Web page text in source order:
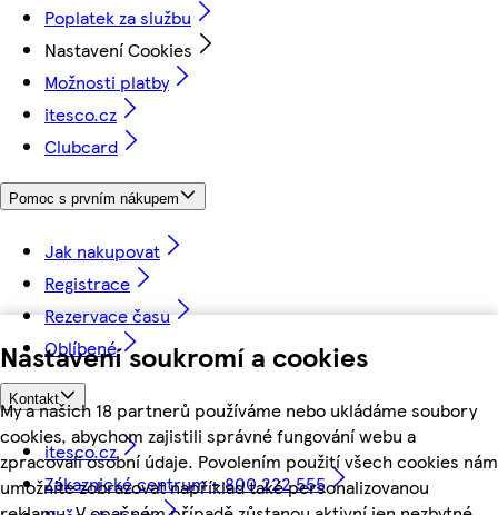
Nastavení soukromí a cookies
My a našich 18 partnerů používáme nebo ukládáme soubory
cookies, abychom zajistili správné fungování webu a
zpracovali osobní údaje. Povolením použití všech cookies nám
umožníte zobrazovat například také personalizovanou
Poplatek za službu
Nastavení Cookies
Možnosti platby
itesco.cz
Clubcard
Pomoc s prvním nákupem
Jak nakupovat
Registrace
Rezervace času
Oblíbené
Kontakt
itesco.cz
Zákaznické centrum - 800 222 555